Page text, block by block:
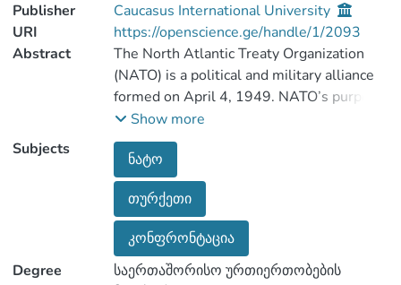
Publisher
Caucasus International University
URI
https://openscience.ge/handle/1/2093
Abstract
The North Atlantic Treaty Organization
(NATO) is a political and military alliance
formed on April 4, 1949. NATO’s purpose
is to guarantee the freedom and security
of its members through political and
military means. Alliance strictly defends
and respects principles and values such as
sovereignty of member states, democracy,
individual liberty, territorial integrity or
political independence, human rights, the
rule of law etc. NATO's role and its
Show more
Subjects
ნატო
თურქეთი
კონფრონტაცია
Degree
საერთაშორისო ურთიერთობების